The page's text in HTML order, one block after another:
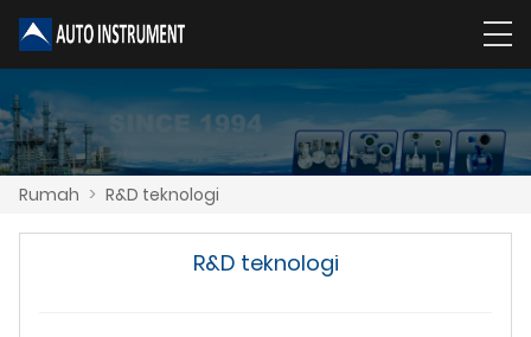
Rumah > R&D teknologi
R&D teknologi